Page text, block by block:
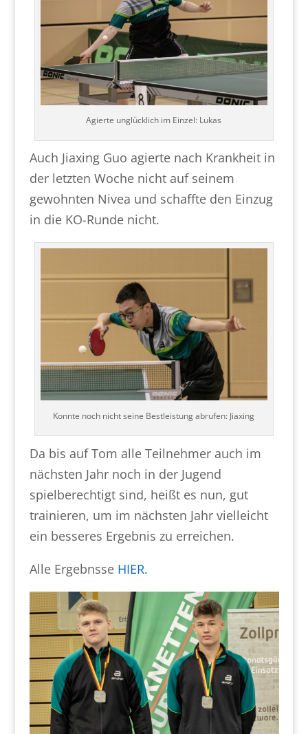
Agierte unglücklich im Einzel: Lukas
Auch Jiaxing Guo agierte nach Krankheit in
der letzten Woche nicht auf seinem
gewohnten Nivea und schaffte den Einzug
in die KO-Runde nicht.
Konnte noch nicht seine Bestleistung abrufen: Jiaxing
Da bis auf Tom alle Teilnehmer auch im
nächsten Jahr noch in der Jugend
spielberechtigt sind, heißt es nun, gut
trainieren, um im nächsten Jahr vielleicht
ein besseres Ergebnis zu erreichen.
Alle Ergebnsse HIER.